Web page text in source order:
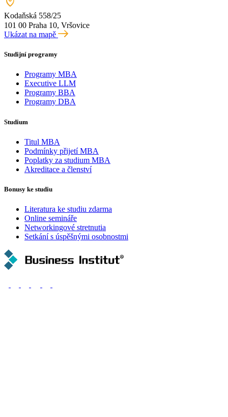
Kodaňská 558/25
101 00 Praha 10, Vršovice
Ukázat na mapě
Studijní programy
Programy MBA
Executive LLM
Programy BBA
Programy DBA
Studium
Titul MBA
Podmínky přijetí MBA
Poplatky za studium MBA
Akreditace a členství
Bonusy ke studiu
Literatura ke studiu zdarma
Online semináře
Networkingové stretnutia
Setkání s úspěšnými osobnostmi